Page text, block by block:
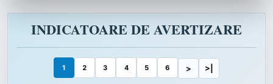
INDICATOARE DE AVERTIZARE
1 2 3 4 5 6 > >|